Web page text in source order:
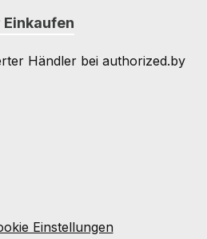
Händler bei authorized.by
Einstellungen